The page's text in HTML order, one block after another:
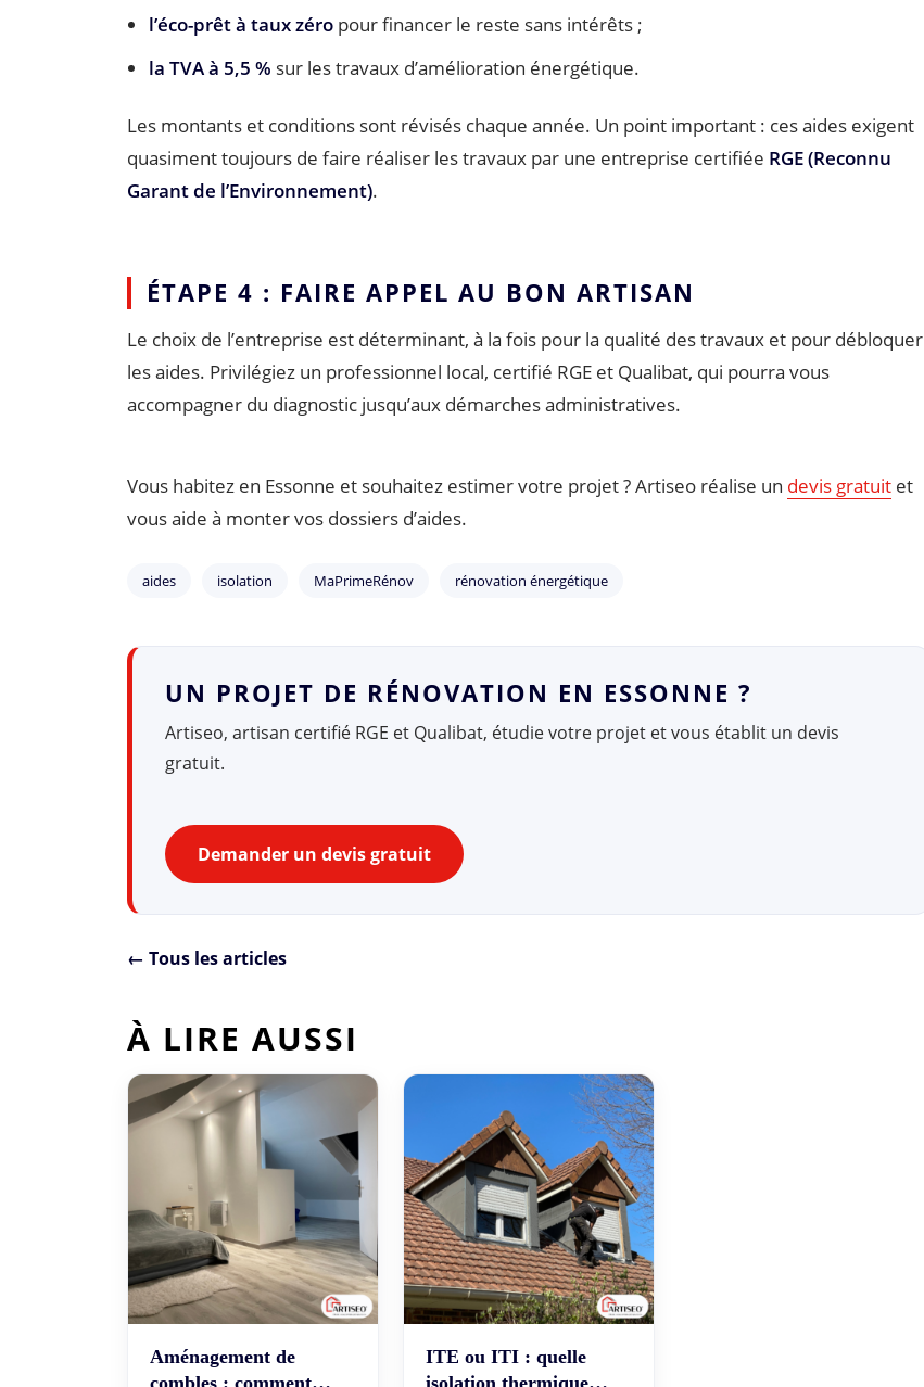
l’éco-prêt à taux zéro pour financer le reste sans intérêts ;
la TVA à 5,5 % sur les travaux d’amélioration énergétique.
Les montants et conditions sont révisés chaque année. Un point important : ces aides exigent
quasiment toujours de faire réaliser les travaux par une entreprise certifiée RGE (Reconnu
Garant de l’Environnement).
ÉTAPE 4 : FAIRE APPEL AU BON ARTISAN
Le choix de l’entreprise est déterminant, à la fois pour la qualité des travaux et pour débloquer
les aides. Privilégiez un professionnel local, certifié RGE et Qualibat, qui pourra vous
accompagner du diagnostic jusqu’aux démarches administratives.
Vous habitez en Essonne et souhaitez estimer votre projet ? Artiseo réalise un devis gratuit et
vous aide à monter vos dossiers d’aides.
aides isolation MaPrimeRénov rénovation énergétique
UN PROJET DE RÉNOVATION EN ESSONNE ?
Artiseo, artisan certifié RGE et Qualibat, étudie votre projet et vous établit un devis
gratuit.
Demander un devis gratuit
← Tous les articles
À LIRE AUSSI
Aménagement de
ITE ou ITI : quelle